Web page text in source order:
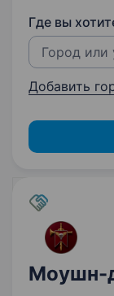
Где вы
Добавить
Моушн-